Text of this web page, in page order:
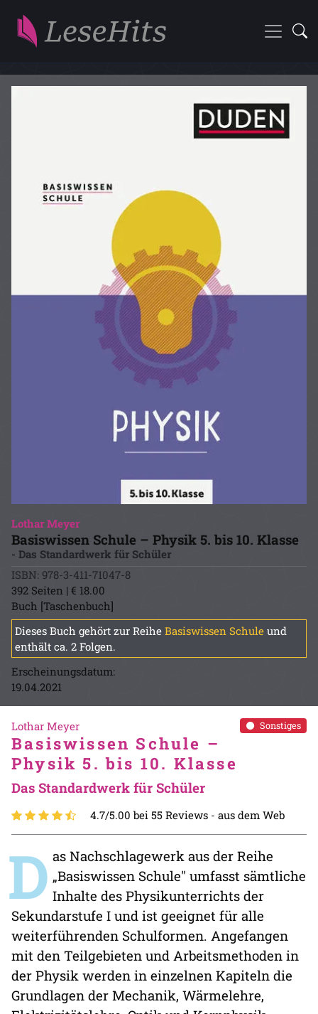
Lothar Meyer
Basiswissen Schule – Physik 5. bis 10. Klasse
- Das Standardwerk für Schüler
ISBN: 978-3-411-71047-8
392 Seiten | € 18.00
Buch [Taschenbuch]
Dieses Buch gehört zur Reihe Basiswissen Schule und
enthält ca. 2 Folgen.
Erscheinungsdatum:
19.04.2021
Sonstiges
Lothar Meyer
Basiswissen Schule –
Physik 5. bis 10. Klasse
Das Standardwerk für Schüler
4.7/5.00 bei 55 Reviews - aus dem Web
D as Nachschlagewerk aus der Reihe
„Basiswissen Schule" umfasst sämtliche
Inhalte des Physikunterrichts der
Sekundarstufe I und ist geeignet für alle
weiterführenden Schulformen. Angefangen
mit den Teilgebieten und Arbeitsmethoden in
der Physik werden in einzelnen Kapiteln die
Grundlagen der Mechanik, Wärmelehre,